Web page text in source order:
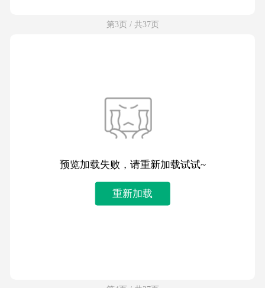
第3页 / 共37页
预览加载失败，请重新加载试试~
重新加载